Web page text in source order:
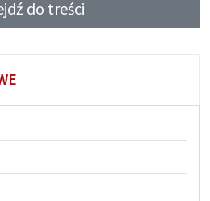
do treści